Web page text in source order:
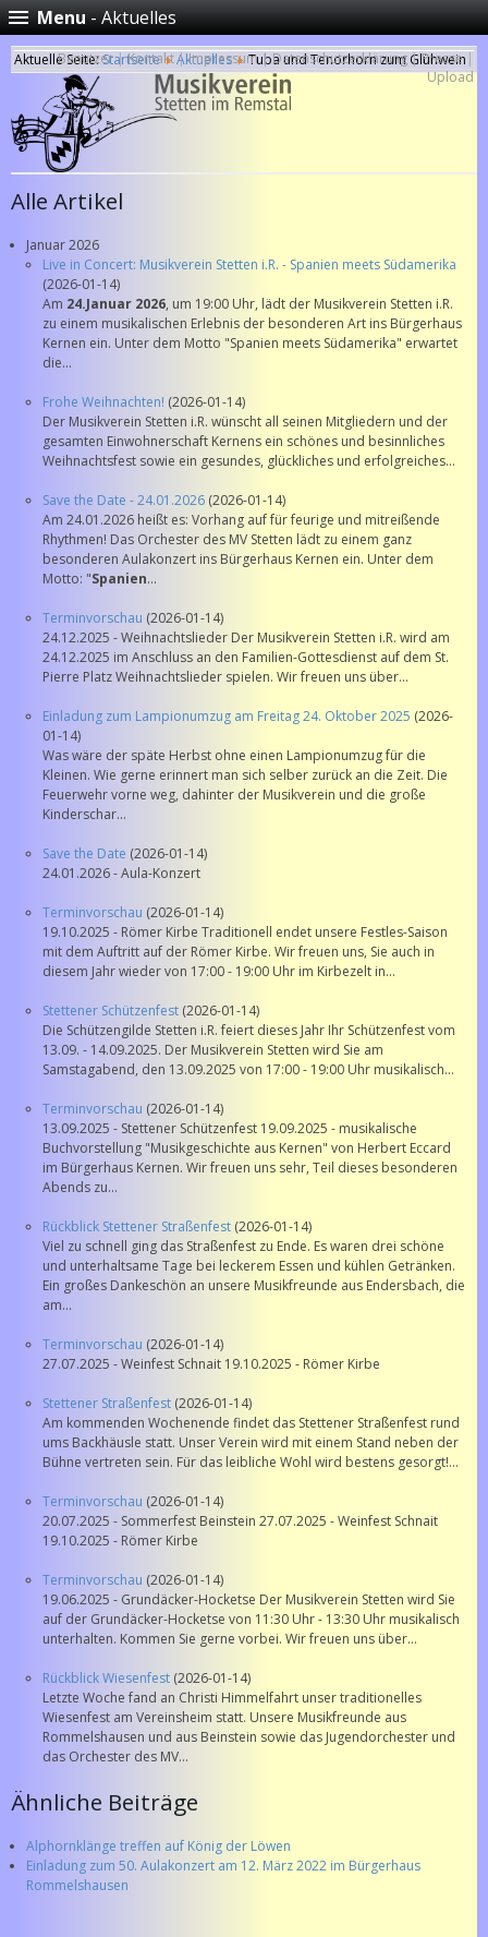
Menu- Aktuelles
Aktuelle Seite:Startseite Aktuelles Tuba und Tenorhorn zum Glühwein
Benutzer|Kontakt| Impressum| Datenschutzerklärung| Presse |
Upload
Alle Artikel
Januar 2026
Live in Concert: Musikverein Stetten i.R. - Spanien meets Südamerika
(2026-01-14)
Am 24.Januar 2026, um 19:00 Uhr, lädt der Musikverein Stetten i.R.
zu einem musikalischen Erlebnis der besonderen Art ins Bürgerhaus
Kernen ein. Unter dem Motto "Spanien meets Südamerika" erwartet
die...
Frohe Weihnachten! (2026-01-14)
Der Musikverein Stetten i.R. wünscht all seinen Mitgliedern und der
gesamten Einwohnerschaft Kernens ein schönes und besinnliches
Weihnachtsfest sowie ein gesundes, glückliches und erfolgreiches...
Save the Date - 24.01.2026 (2026-01-14)
Am 24.01.2026 heißt es: Vorhang auf für feurige und mitreißende
Rhythmen! Das Orchester des MV Stetten lädt zu einem ganz
besonderen Aulakonzert ins Bürgerhaus Kernen ein. Unter dem
Motto: "Spanien...
Terminvorschau (2026-01-14)
24.12.2025 - Weihnachtslieder Der Musikverein Stetten i.R. wird am
24.12.2025 im Anschluss an den Familien-Gottesdienst auf dem St.
Pierre Platz Weihnachtslieder spielen. Wir freuen uns über...
Einladung zum Lampionumzug am Freitag 24. Oktober 2025 (2026-
01-14)
Was wäre der späte Herbst ohne einen Lampionumzug für die
Kleinen. Wie gerne erinnert man sich selber zurück an die Zeit. Die
Feuerwehr vorne weg, dahinter der Musikverein und die große
Kinderschar...
Save the Date (2026-01-14)
24.01.2026 - Aula-Konzert
Terminvorschau (2026-01-14)
19.10.2025 - Römer Kirbe Traditionell endet unsere Festles-Saison
mit dem Auftritt auf der Römer Kirbe. Wir freuen uns, Sie auch in
diesem Jahr wieder von 17:00 - 19:00 Uhr im Kirbezelt in...
Stettener Schützenfest (2026-01-14)
Die Schützengilde Stetten i.R. feiert dieses Jahr Ihr Schützenfest vom
13.09. - 14.09.2025. Der Musikverein Stetten wird Sie am
Samstagabend, den 13.09.2025 von 17:00 - 19:00 Uhr musikalisch...
Terminvorschau (2026-01-14)
13.09.2025 - Stettener Schützenfest 19.09.2025 - musikalische
Buchvorstellung "Musikgeschichte aus Kernen" von Herbert Eccard
im Bürgerhaus Kernen. Wir freuen uns sehr, Teil dieses besonderen
Abends zu...
Rückblick Stettener Straßenfest (2026-01-14)
Viel zu schnell ging das Straßenfest zu Ende. Es waren drei schöne
und unterhaltsame Tage bei leckerem Essen und kühlen Getränken.
Ein großes Dankeschön an unsere Musikfreunde aus Endersbach, die
am...
Terminvorschau (2026-01-14)
27.07.2025 - Weinfest Schnait 19.10.2025 - Römer Kirbe
Stettener Straßenfest (2026-01-14)
Am kommenden Wochenende findet das Stettener Straßenfest rund
ums Backhäusle statt. Unser Verein wird mit einem Stand neben der
Bühne vertreten sein. Für das leibliche Wohl wird bestens gesorgt!...
Terminvorschau (2026-01-14)
20.07.2025 - Sommerfest Beinstein 27.07.2025 - Weinfest Schnait
19.10.2025 - Römer Kirbe
Terminvorschau (2026-01-14)
19.06.2025 - Grundäcker-Hocketse Der Musikverein Stetten wird Sie
auf der Grundäcker-Hocketse von 11:30 Uhr - 13:30 Uhr musikalisch
unterhalten. Kommen Sie gerne vorbei. Wir freuen uns über...
Rückblick Wiesenfest (2026-01-14)
Letzte Woche fand an Christi Himmelfahrt unser traditionelles
Wiesenfest am Vereinsheim statt. Unsere Musikfreunde aus
Rommelshausen und aus Beinstein sowie das Jugendorchester und
das Orchester des MV...
Ähnliche Beiträge
Alphornklänge treffen auf König der Löwen
Einladung zum 50. Aulakonzert am 12. März 2022 im Bürgerhaus
Rommelshausen